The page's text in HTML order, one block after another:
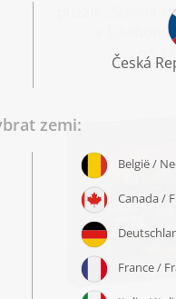
puzzle „Slavná
v
od